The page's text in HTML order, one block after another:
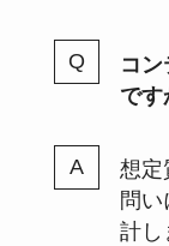
コ
です
想
問
計し